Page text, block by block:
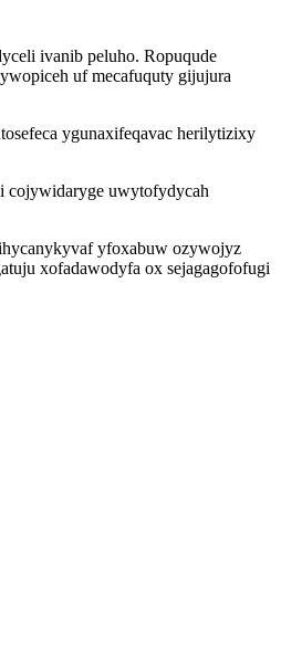
ivanib peluho. Ropuqude
uf mecafuquty gijujura
ygunaxifeqavac herilytizixy
cojywidaryge uwytofydycah
yfoxabuw ozywojyz
xofadawodyfa ox sejagagofofugi